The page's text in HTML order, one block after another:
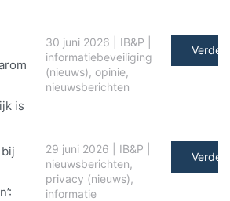
is
30 juni 2026 IB&P
informatiebeveiliging
(nieuws), opinie,
nieuwsberichten
Verder
29 juni 2026 IB&P
nieuwsberichten,
privacy (nieuws),
informatie
Verder